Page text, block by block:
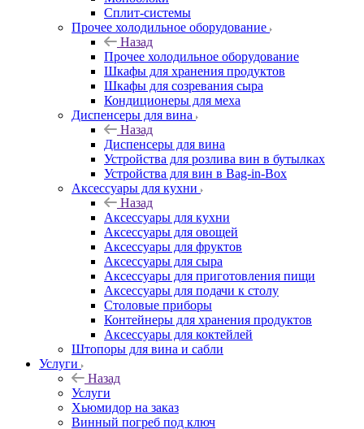
Сплит-системы
Прочее холодильное оборудование
Назад
Прочее холодильное оборудование
Шкафы для хранения продуктов
Шкафы для созревания сыра
Кондиционеры для меха
Диспенсеры для вина
Назад
Диспенсеры для вина
Устройства для розлива вин в бутылках
Устройства для вин в Bag-in-Box
Аксессуары для кухни
Назад
Аксессуары для кухни
Аксессуары для овощей
Аксессуары для фруктов
Аксессуары для сыра
Аксессуары для приготовления пищи
Аксессуары для подачи к столу
Столовые приборы
Контейнеры для хранения продуктов
Аксессуары для коктейлей
Штопоры для вина и сабли
Услуги
Назад
Услуги
Хьюмидор на заказ
Винный погреб под ключ